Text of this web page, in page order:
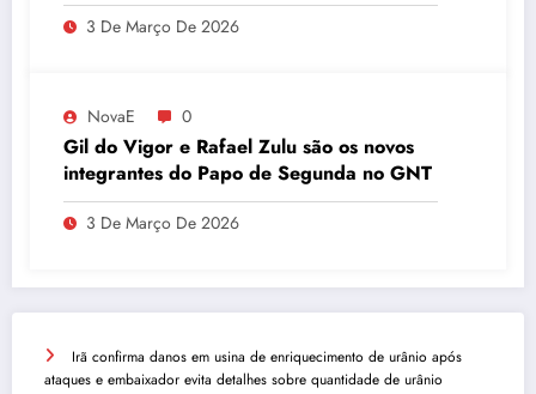
3 De Março De 2026
NovaE 0
Gil do Vigor e Rafael Zulu são os novos
integrantes do Papo de Segunda no GNT
3 De Março De 2026
Irã confirma danos em usina de enriquecimento de urânio após
ataques e embaixador evita detalhes sobre quantidade de urânio